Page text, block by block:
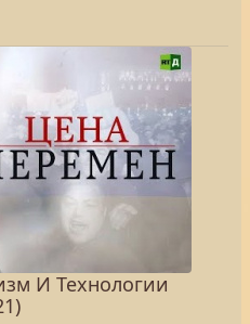
И Технологии